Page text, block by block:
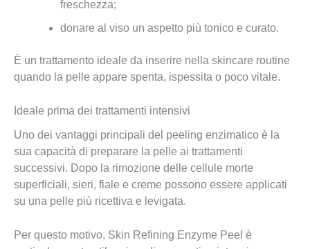
freschezza;
donare al viso un aspetto più tonico e curato.
È un trattamento ideale da inserire nella skincare routine
quando la pelle appare spenta, ispessita o poco vitale.
Ideale prima dei trattamenti intensivi
Uno dei vantaggi principali del peeling enzimatico è la
sua capacità di preparare la pelle ai trattamenti
successivi. Dopo la rimozione delle cellule morte
superficiali, sieri, fiale e creme possono essere applicati
su una pelle più ricettiva e levigata.
Per questo motivo, Skin Refining Enzyme Peel è